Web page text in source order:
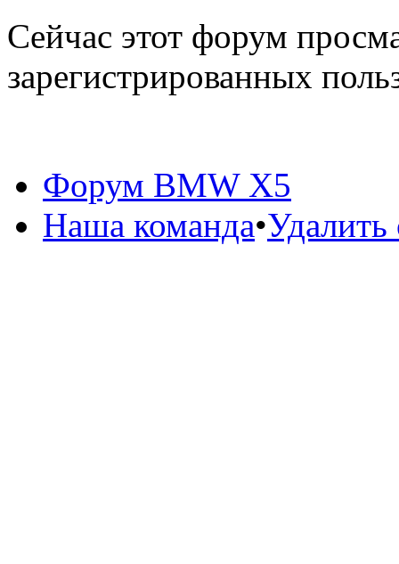
Сейчас этот форум
зарегистрированных
Форум BMW X5
Наша команда•